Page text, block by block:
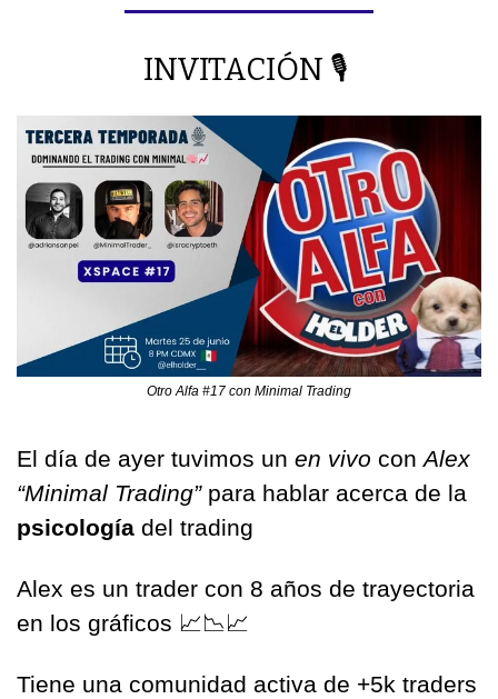
INVITACIÓN 🎙
Otro Alfa #17 con Minimal Trading
El día de ayer tuvimos un en vivo con Alex
“Minimal Trading”
psicología del trading
Alex es un trader con 8 años de trayectoria
en los gráficos 📈📉📈
Tiene una comunidad activa de +5k traders